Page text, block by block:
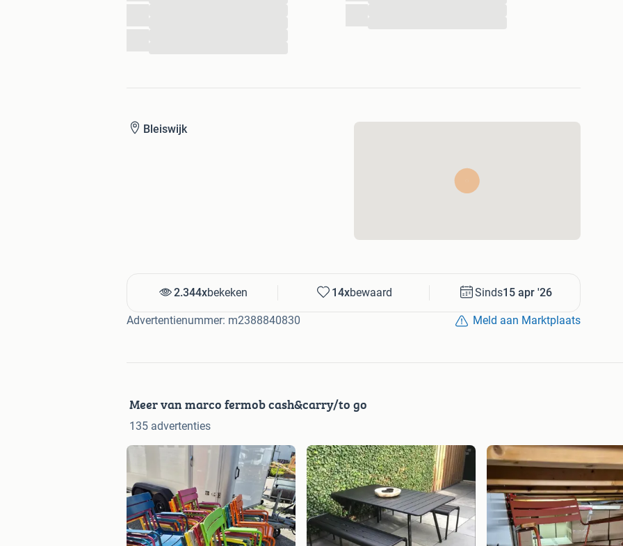
Bleiswijk
2.344xbekeken 14xbewaard Sinds15 apr '26
Advertentienummer: m2388840830 Meld aan Marktplaats
Meer van marco fermob cash&carry/to go
135 advertenties